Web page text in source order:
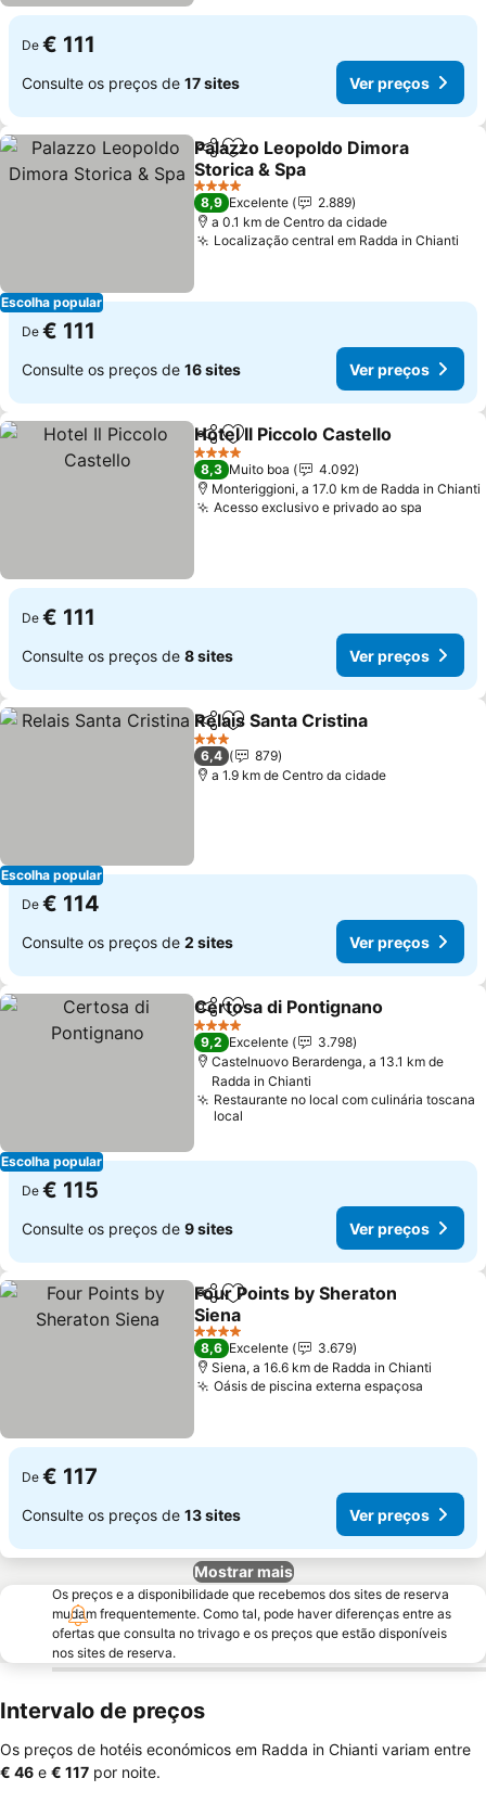
De € 111
Consulte os preços de 17 sites Ver preços
Escolha popular
PartilharAdicionar aos favoritos
Palazzo Leopoldo Dimora
Storica & Spa
4 Estrelas
8,9 Excelente
2.889
a 0.1 km de Centro da cidade
Localização central em Radda in Chianti
De € 111
Consulte os preços de 16 sites Ver preços
PartilharAdicionar aos favoritos
Hotel Il Piccolo Castello
4 Estrelas
8,3 Muito boa
4.092
Monteriggioni, a 17.0 km de Radda in Chianti
Acesso exclusivo e privado ao spa
De € 111
Consulte os preços de 8 sites Ver preços
Escolha popular
PartilharAdicionar aos favoritos
Relais Santa Cristina
3 Estrelas
6,4
879
a 1.9 km de Centro da cidade
De € 114
Consulte os preços de 2 sites Ver preços
Escolha popular
PartilharAdicionar aos favoritos
Certosa di Pontignano
4 Estrelas
9,2 Excelente
3.798
Castelnuovo Berardenga, a 13.1 km de
Radda in Chianti
Restaurante no local com culinária toscana
local
De € 115
Consulte os preços de 9 sites Ver preços
PartilharAdicionar aos favoritos
Four Points by Sheraton
Siena
4 Estrelas
8,6 Excelente
3.679
Siena, a 16.6 km de Radda in Chianti
Oásis de piscina externa espaçosa
De € 117
Consulte os preços de 13 sites Ver preços
Mostrar mais
Os preços e a disponibilidade que recebemos dos sites de reserva
mudam frequentemente. Como tal, pode haver diferenças entre as
ofertas que consulta no trivago e os preços que estão disponíveis
nos sites de reserva.
Intervalo de preços
Os preços de hotéis económicos em Radda in Chianti variam entre
‎€ 46 e ‎€ 117 por noite.